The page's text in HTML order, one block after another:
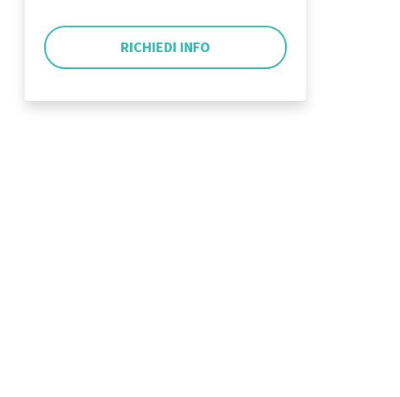
RICHIEDI INFO